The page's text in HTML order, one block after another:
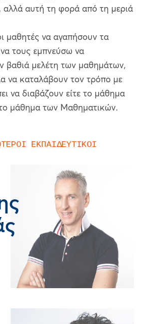
αλλά αυτή τη φορά από τη μεριά
μαθητές να αγαπήσουν τα
τους εμπνεύσω να
βαθιά μελέτη των μαθημάτων,
να καταλάβουν τον τρόπο με
να διαβάζουν είτε το μάθημα
μάθημα των Μαθηματικών.
ΕΚΠΑΙΔΕΥΤΙΚΟΙ